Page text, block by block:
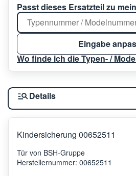
Passt dieses Ersatzteil zu
Eingabe
Wo finde ich die Typen- /
Details
Kindersicherung 00652511
Tür von BSH-Gruppe
Herstellernummer: 00652511